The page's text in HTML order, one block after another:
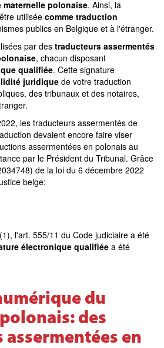
maternelle polonaise. Ainsi, la
utilisée comme traduction
publics en Belgique et à l'étranger.
par des traducteurs assermentés
, chacun disposant
qualifiée. Cette signature
juridique de votre traduction
des tribunaux et des notaires,
les traducteurs assermentés de
devaient encore faire viser
assermentées en polonais au
par le Président du Tribunal. Grâce
de la loi du 6 décembre 2022
belge:
l'art. 555/11 du Code judiciaire a été
électronique qualifiée a été
du
des
en